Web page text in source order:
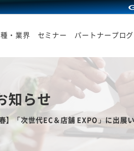
・業界 セミナー パートナープロ
知らせ
】「次世代EC＆店舗 EXPO」に出展